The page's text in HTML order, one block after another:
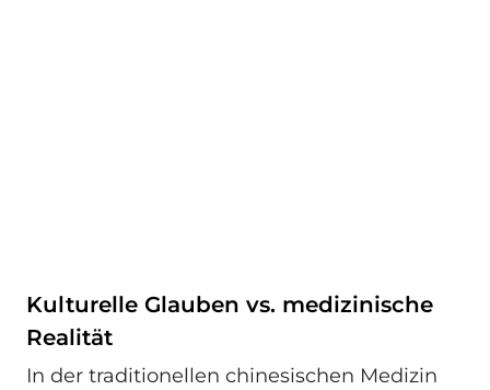
Kulturelle Glauben vs. medizinische
Realität
In der traditionellen chinesischen Medizin